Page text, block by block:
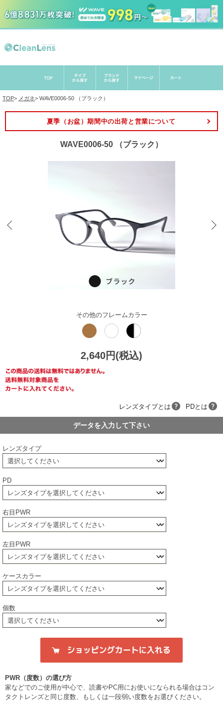
TOP> メガネ> WAVE0006-50 （ブラック）
夏季（お盆）期間中の出荷と営業について
WAVE0006-50 （ブラック）
その他のフレームカラー
2,640円(税込)
レンズタイプとは PDとは
データを入力して下さい
レンズタイプ
PD
右目PWR
左目PWR
ケースカラー
個数
PWR（度数）の選び方
家などでのご使用が中心で、読書やPC用にお使いになられる場合はコン
タクトレンズと同じ度数、もしくは一段弱い度数をお選びください。